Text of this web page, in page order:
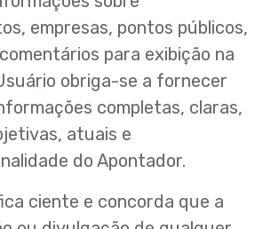
empresas, pontos públicos,
para exibição na
obriga-se a fornecer
completas, claras,
atuais e
do Apontador.
ciente e concorda que a